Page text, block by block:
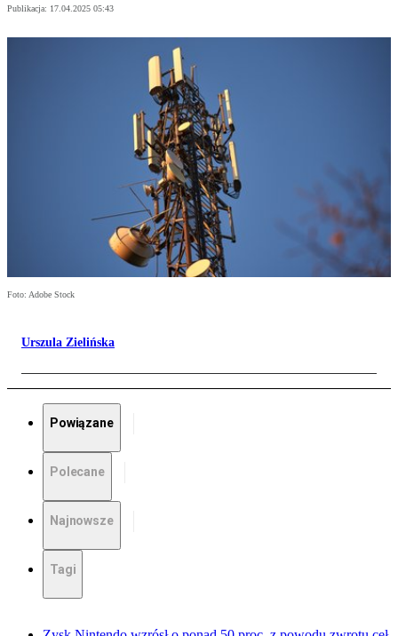
Publikacja: 17.04.2025 05:43
Foto: Adobe Stock
Urszula Zielińska
Powiązane
Polecane
Najnowsze
Tagi